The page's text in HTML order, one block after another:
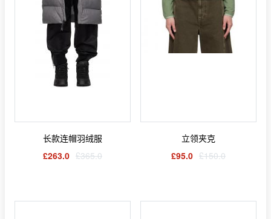
长款连帽羽绒服
£263.0 £365.0
立领夹克
£95.0 £150.0